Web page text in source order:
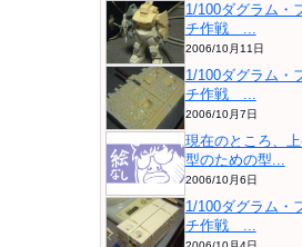
1/100ダグラム・
チ作戦 ...
2006/10月11日
1/100ダグラム・
チ作戦 ...
2006/10月7日
現在のところ、
型のための型...
2006/10月6日
1/100ダグラム・
チ作戦 ...